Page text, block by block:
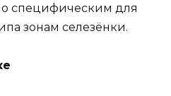
специфическим для
зонам селезёнки.